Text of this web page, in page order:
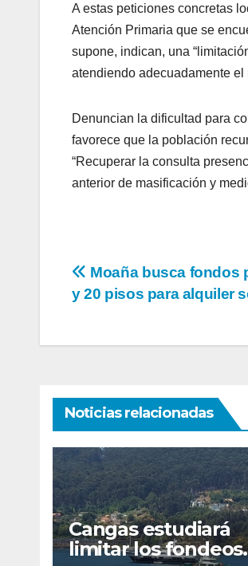
A estas peticiones concretas
Atención Primaria que se
supone, indican, una
atendiendo adecuadamente
Denuncian la dificultad para
favorece que la población
“Recuperar la consulta
anterior de masificación y
Navegación
de
entradas
Moaña busca fondos
y 20 pisos para alquiler
Noticias relacionadas
Cangas estudiará
limitar los fondeos